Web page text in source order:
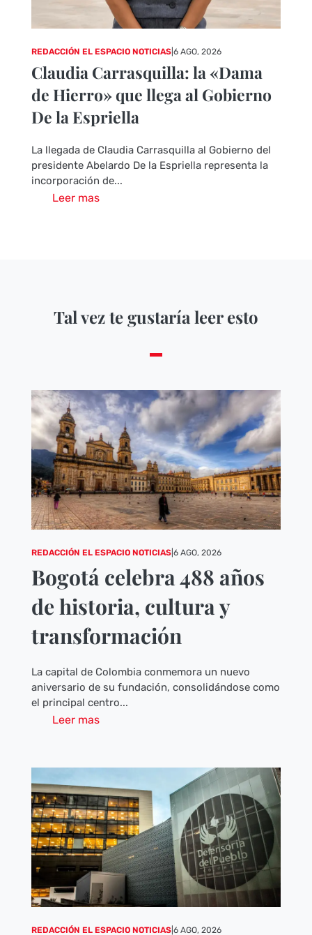
REDACCIÓN EL ESPACIO NOTICIAS| 6 AGO, 2026
Claudia Carrasquilla: la «Dama
de Hierro» que llega al Gobierno
De la Espriella
La llegada de Claudia Carrasquilla al Gobierno del
presidente Abelardo De la Espriella representa la
incorporación de...
Leer mas
Tal vez te gustaría leer esto
REDACCIÓN EL ESPACIO NOTICIAS| 6 AGO, 2026
Bogotá celebra 488 años
de historia, cultura y
transformación
La capital de Colombia conmemora un nuevo
aniversario de su fundación, consolidándose como
el principal centro...
Leer mas
REDACCIÓN EL ESPACIO NOTICIAS| 6 AGO, 2026